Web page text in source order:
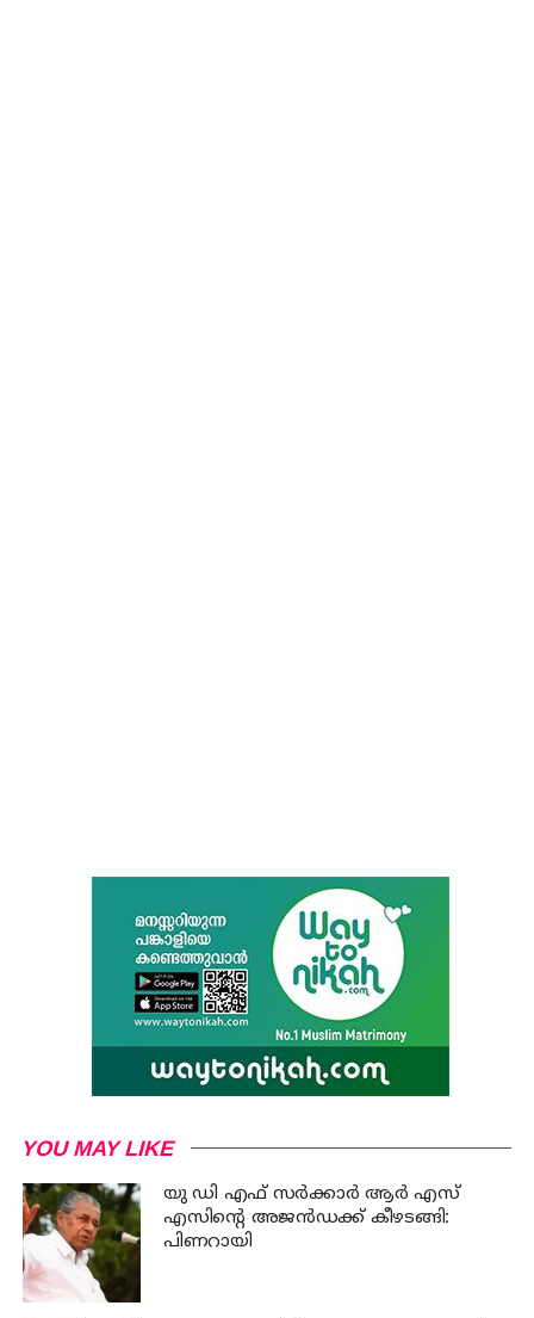
YOU MAY LIKE
യു ഡി എഫ് സര്‍ക്കാര്‍ ആര്‍ എസ്
എസിന്റെ അജന്‍ഡക്ക്‌ കീഴടങ്ങി:
പിണറായി